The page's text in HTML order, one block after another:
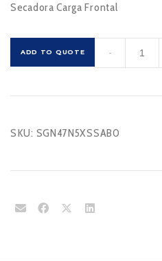
Secadora Carga Frontal
ADD TO QUOTE
cantidad
-
SKU: SGN47N5XSSAB0